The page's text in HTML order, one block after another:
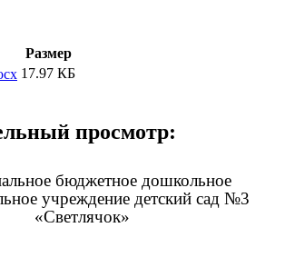
Размер
17.97 КБ
просмотр:
бюджетное дошкольное
учреждение детский сад №3
«Светлячок»